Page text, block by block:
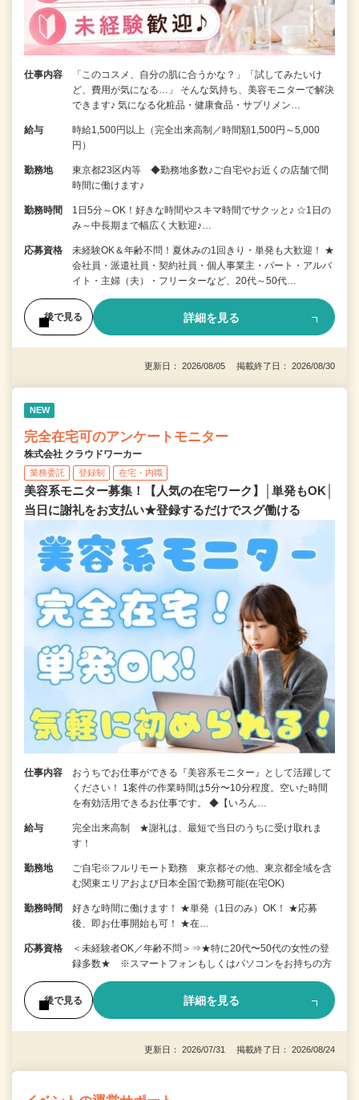
仕事内容
「このコスメ、自分の肌に合うかな？」「試してみたいけ
ど、費用が気になる…」 そんな気持ち、美容モニターで解決
できます♪ 気になる化粧品・健康食品・サプリメン…
給与
時給1,500円以上（完全出来高制／時間額1,500円～5,000
円）
勤務地
東京都23区内等 ◆勤務地多数♪ご自宅やお近くの店舗で間
時間に働けます♪
勤務時間
1日5分～OK！好きな時間やスキマ時間でサクッと♪ ☆1日の
み～中長期まで幅広く大歓迎♪…
応募資格
未経験OK＆年齢不問！夏休みの1回きり・単発も大歓迎！ ★
会社員・派遣社員・契約社員・個人事業主・パート・アルバ
イト・主婦（夫）・フリーターなど、20代～50代…
後で見る 詳細を見る
更新日： 2026/08/05 掲載終了日： 2026/08/30
NEW
完全在宅可のアンケートモニター
株式会社 クラウドワーカー
業務委託 登録制 在宅・内職
美容系モニター募集！【人気の在宅ワーク】│単発もOK│
当日に謝礼をお支払い★登録するだけでスグ働ける
仕事内容
おうちでお仕事ができる『美容系モニター』として活躍して
ください！ 1案件の作業時間は5分〜10分程度。空いた時間
を有効活用できるお仕事です。 ◆【いろん…
給与
完全出来高制 ★謝礼は、最短で当日のうちに受け取れま
す！
勤務地
ご自宅※フルリモート勤務 東京都その他、東京都全域を含
む関東エリアおよび日本全国で勤務可能(在宅OK)
勤務時間
好きな時間に働けます！ ★単発（1日のみ）OK！ ★応募
後、即お仕事開始も可！ ★在…
応募資格
＜未経験者OK／年齢不問＞⇒★特に20代〜50代の女性の登
録多数★ ※スマートフォンもしくはパソコンをお持ちの方
後で見る 詳細を見る
更新日： 2026/07/31 掲載終了日： 2026/08/24